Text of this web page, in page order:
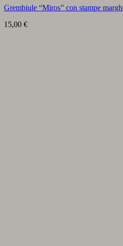
Grembiule “Miros” con stampe
15,00 €